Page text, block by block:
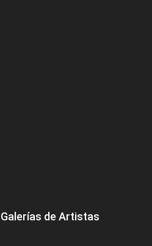
Galerías de Artistas